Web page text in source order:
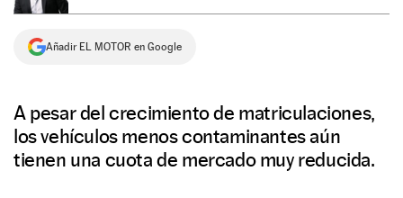
Añadir EL MOTOR en Google
A pesar del crecimiento de matriculaciones,
los vehículos menos contaminantes aún
tienen una cuota de mercado muy reducida.